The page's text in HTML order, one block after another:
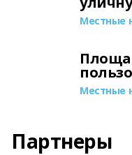
Местные
Местные
Партнеры